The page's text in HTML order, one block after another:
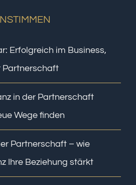
Erfolgreich im Business,
Partnerschaft
in der Partnerschaft
Wege finden
Partnerschaft – wie
Ihre Beziehung stärkt